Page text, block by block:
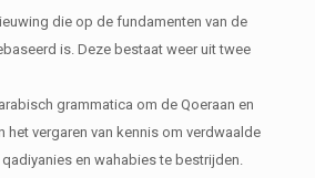
die op de fundamenten van de
is. Deze bestaat weer uit twee
grammatica om de Qoeraan en
het vergaren van kennis om verdwaalde
en wahabies te bestrijden.